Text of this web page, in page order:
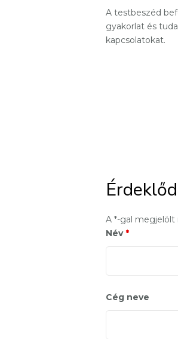
A testbeszéd
gyakorlat és
kapcsolatokat.
A *-gal
Név *
Cég neve